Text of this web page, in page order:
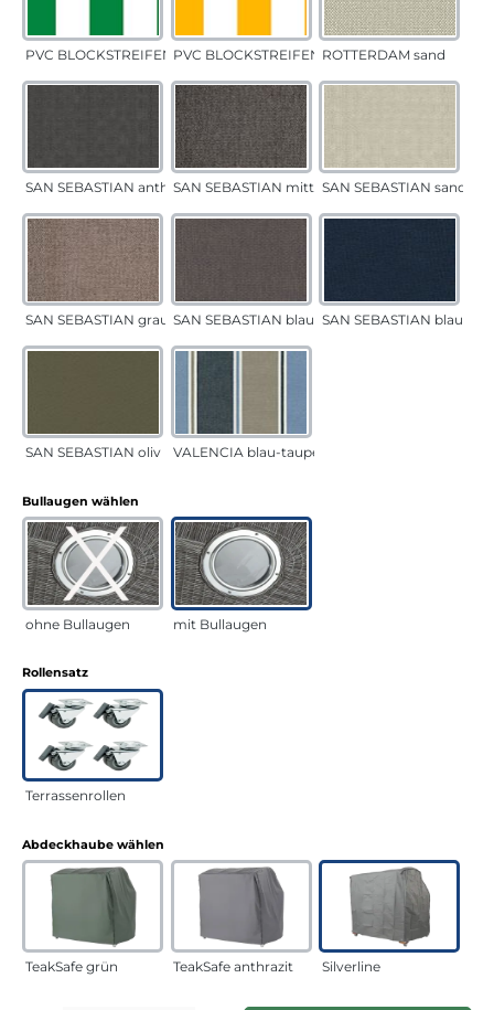
PVC BLOCKSTREIFEN grünPVC BLOCKSTREIFEN gelbROTTERDAM sand
SAN SEBASTIAN anthrazitSAN SEBASTIAN mittelgrauSAN SEBASTIAN sand
SAN SEBASTIAN grau-sandSAN SEBASTIAN blau-sandSAN SEBASTIAN blau
SAN SEBASTIAN oliv VALENCIA blau-taupe
Bullaugen wählen
ohne Bullaugen mit Bullaugen
Rollensatzauswählen
Terrassenrollen
Abdeckhaube wählen
TeakSafe grün TeakSafe anthrazit Silverline